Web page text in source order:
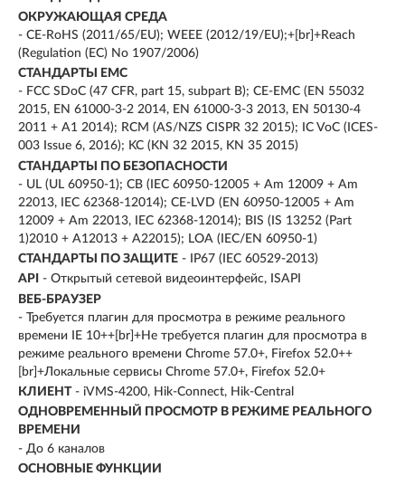
ОКРУЖАЮЩАЯ СРЕДА
- CE-RoHS (2011/65/EU); WEEE (2012/19/EU);+[br]+Reach
(Regulation (EC) No 1907/2006)
СТАНДАРТЫ EMC
- FCC SDoC (47 CFR, part 15, subpart B); CE-EMC (EN 55032
2015, EN 61000-3-2 2014, EN 61000-3-3 2013, EN 50130-4
2011 + A1 2014); RCM (AS/NZS CISPR 32 2015); IC VoC (ICES-
003 Issue 6, 2016); KC (KN 32 2015, KN 35 2015)
СТАНДАРТЫ ПО БЕЗОПАСНОСТИ
- UL (UL 60950-1); CB (IEC 60950-12005 + Am 12009 + Am
22013, IEC 62368-12014); CE-LVD (EN 60950-12005 + Am
12009 + Am 22013, IEC 62368-12014); BIS (IS 13252 (Part
1)2010 + A12013 + A22015); LOA (IEC/EN 60950-1)
СТАНДАРТЫ ПО ЗАЩИТЕ - IP67 (IEC 60529-2013)
API
- Открытый сетевой видеоинтерфейс, ISAPI
ВЕБ-БРАУЗЕР
- Требуется плагин для просмотра в режиме реального
времени IE 10++[br]+Не требуется плагин для просмотра в
режиме реального времени Chrome 57.0+, Firefox 52.0++
[br]+Локальные сервисы Chrome 57.0+, Firefox 52.0+
КЛИЕНТ - iVMS-4200, Hik-Connect, Hik-Central
ОДНОВРЕМЕННЫЙ ПРОСМОТР В РЕЖИМЕ РЕАЛЬНОГО
ВРЕМЕНИ
- До 6 каналов
ОСНОВНЫЕ ФУНКЦИИ